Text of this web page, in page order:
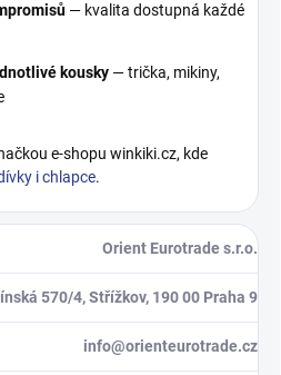
— kvalita dostupná každé
kousky — trička, mikiny,
e-shopu winkiki.cz, kde
i chlapce.
Orient Eurotrade s.r.o.
570/4, Střížkov, 190 00 Praha 9
info@orienteurotrade.cz